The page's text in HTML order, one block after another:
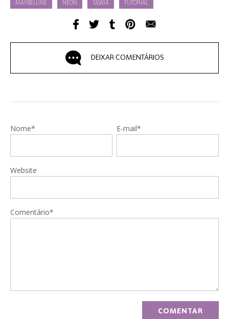
MAYBELLINE NEON SIGMA TUTORIAL
DEIXAR COMENTÁRIOS
Nome* E-mail*
Website
Comentário*